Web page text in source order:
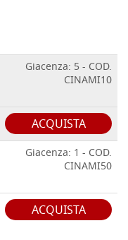
Giacenza: 5 - COD.
CINAMI10
ACQUISTA
Giacenza: 1 - COD.
CINAMI50
ACQUISTA